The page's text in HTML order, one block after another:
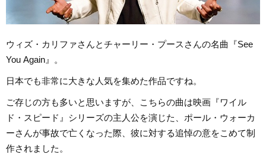
ウィズ・カリファさんとチャーリー・プースさんの名曲『See
You Again』。
日本でも非常に大きな人気を集めた作品ですね。
ご存じの方も多いと思いますが、こちらの曲は映画『ワイル
ド・スピード』シリーズの主人公を演じた、ポール・ウォーカ
ーさんが事故で亡くなった際、彼に対する追悼の意をこめて制
作されました。